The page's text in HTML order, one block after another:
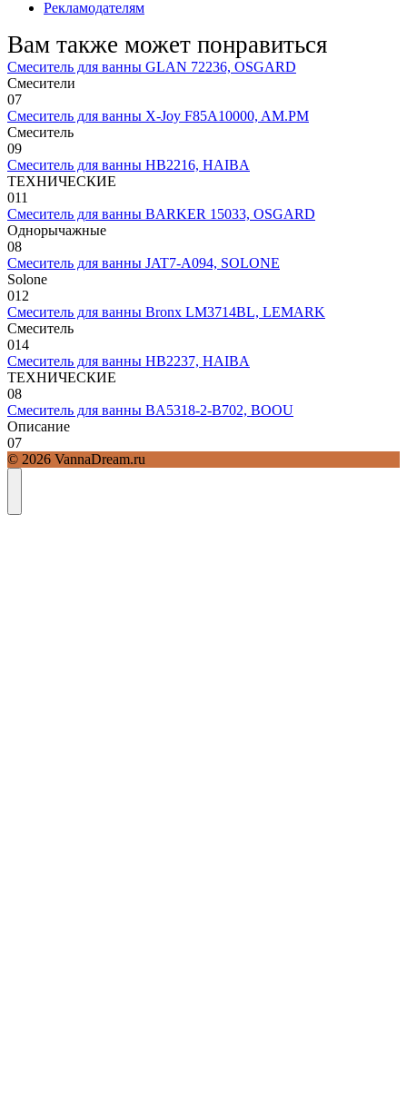
Рекламодателям
Вам также может понравиться
Смеситель для ванны GLAN 72236, OSGARD
Смесители
07
Смеситель для ванны X-Joy F85A10000, AM.PM
Смеситель
09
Смеситель для ванны HB2216, HAIBA
ТЕХНИЧЕСКИЕ
011
Смеситель для ванны BARKER 15033, OSGARD
Однорычажные
08
Смеситель для ванны JAT7-A094, SOLONE
Solone
012
Смеситель для ванны Bronx LM3714BL, LEMARK
Смеситель
014
Смеситель для ванны HB2237, HAIBA
ТЕХНИЧЕСКИЕ
08
Смеситель для ванны BA5318-2-B702, BOOU
Описание
07
© 2026 VannaDream.ru